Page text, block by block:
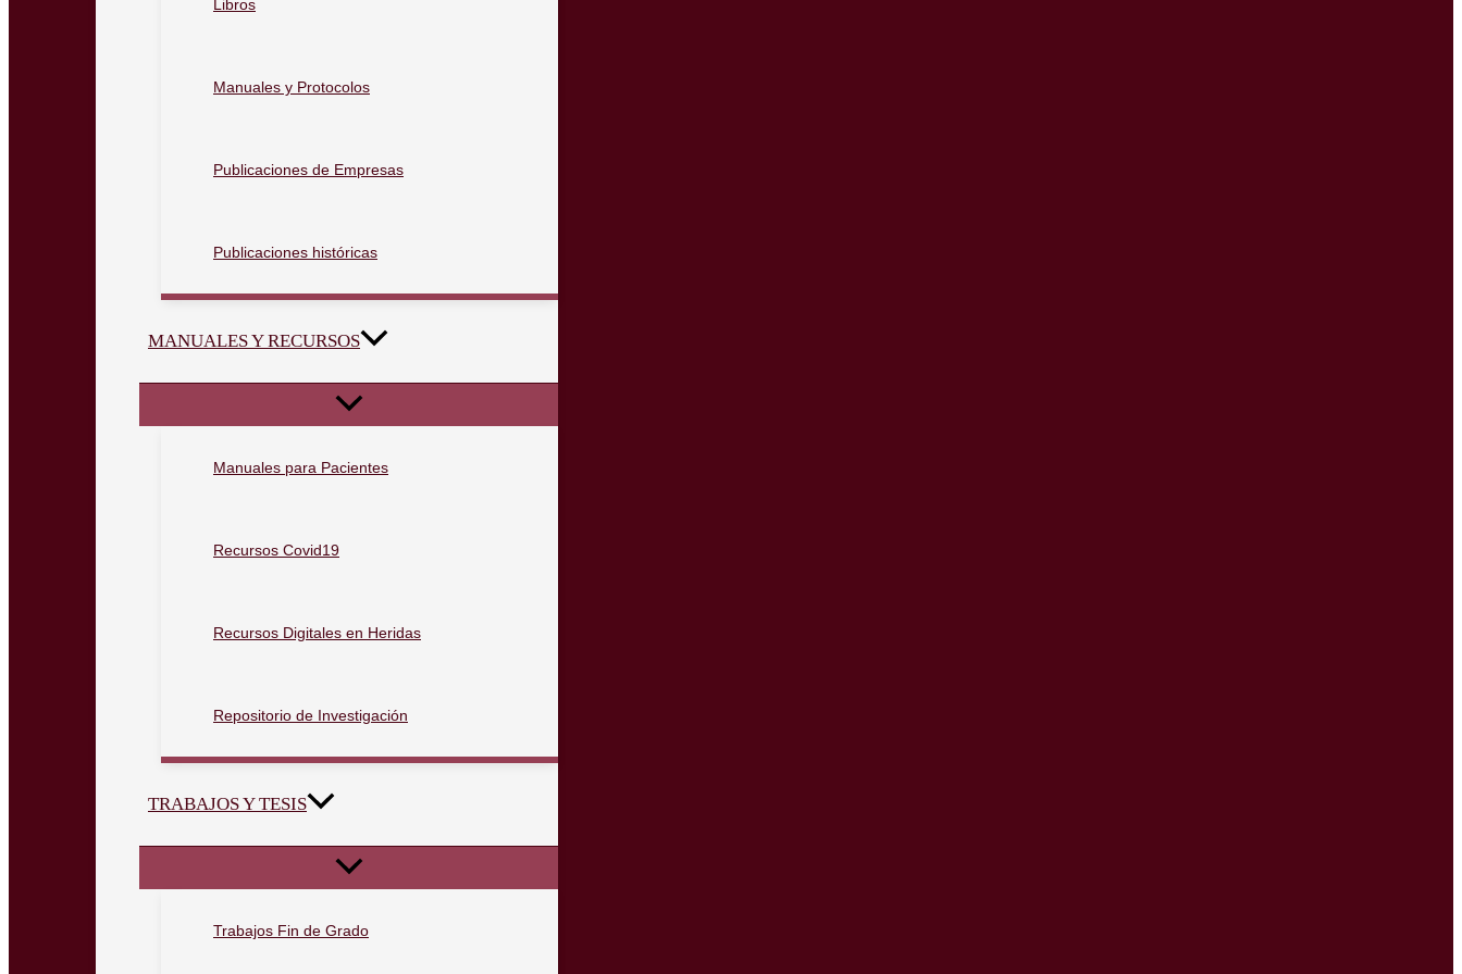
Libros
Manuales y Protocolos
Publicaciones de Empresas
Publicaciones históricas
MANUALES Y RECURSOS
Manuales para Pacientes
Recursos Covid19
Recursos Digitales en Heridas
Repositorio de Investigación
TRABAJOS Y TESIS
Trabajos Fin de Grado